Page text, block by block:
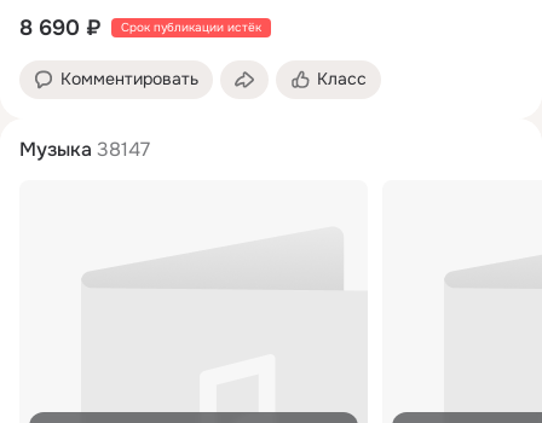
8 690 ₽ Срок публикации истёк
Комментировать Класс
Музыка 38147